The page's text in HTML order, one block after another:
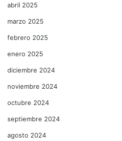
abril 2025
marzo 2025
febrero 2025
enero 2025
diciembre 2024
noviembre 2024
octubre 2024
septiembre 2024
agosto 2024